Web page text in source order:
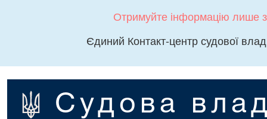
Отримуйте інформацію лише
Єдиний Контакт-центр судової
Судова